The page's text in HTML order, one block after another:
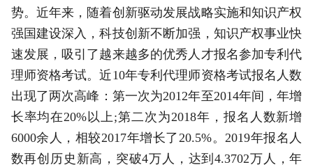
势。近年来，随着创新驱动发展战略实施和知识产权
强国建设深入，科技创新不断加强，知识产权事业快
速发展，吸引了越来越多的优秀人才报名参加专利代
理师资格考试。近10年专利代理师资格考试报名人数
出现了两次高峰：第一次为2012年至2014年间，年增
长率均在20%以上;第二次为2018年，报名人数新增
6000余人，相较2017年增长了20.5%。2019年报名人
数再创历史新高，突破4万人，达到4.3702万人，年